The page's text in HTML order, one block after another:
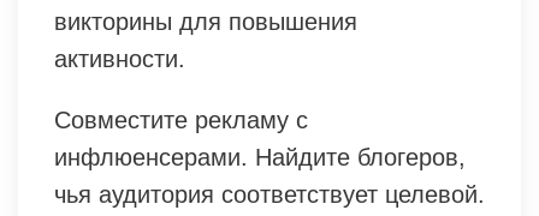
викторины для повышения
активности.
Совместите рекламу с
инфлюенсерами. Найдите блогеров,
чья аудитория соответствует целевой.